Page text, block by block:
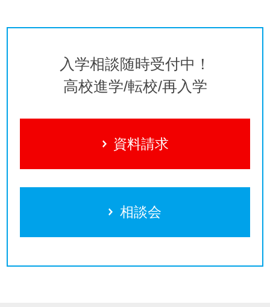
入学相談随時受付中！
高校進学/転校/再入学
資料請求
相談会